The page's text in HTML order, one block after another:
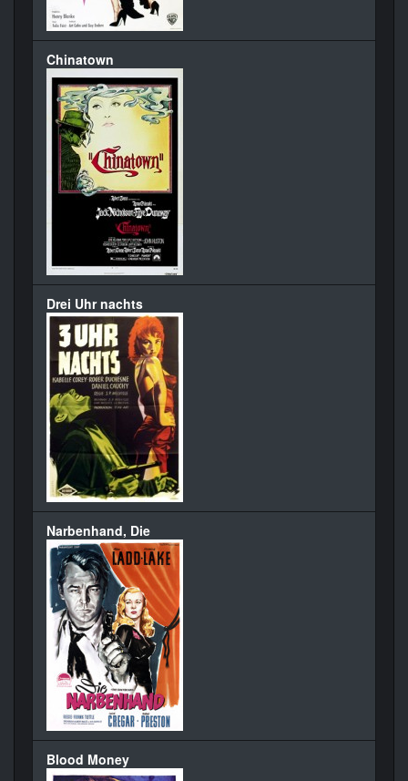
Chinatown
Drei Uhr nachts
Narbenhand, Die
Blood Money